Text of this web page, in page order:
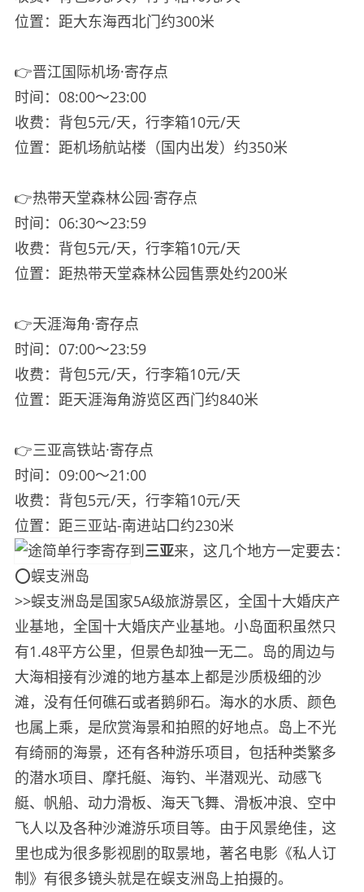
位置：距大东海西北门约300米
👉晋江国际机场·寄存点
时间：08:00～23:00
收费：背包5元/天，行李箱10元/天
位置：距机场航站楼（国内出发）约350米
👉热带天堂森林公园·寄存点
时间：06:30～23:59
收费：背包5元/天，行李箱10元/天
位置：距热带天堂森林公园售票处约200米
👉天涯海角·寄存点
时间：07:00～23:59
收费：背包5元/天，行李箱10元/天
位置：距天涯海角游览区西门约840米
👉三亚高铁站·寄存点
时间：09:00～21:00
收费：背包5元/天，行李箱10元/天
位置：距三亚站-南进站口约230米
到三亚来，这几个地方一定要去：
⭕️蜈支洲岛
>>蜈支洲岛是国家5A级旅游景区，全国十大婚庆产
业基地，全国十大婚庆产业基地。小岛面积虽然只
有1.48平方公里，但景色却独一无二。岛的周边与
大海相接有沙滩的地方基本上都是沙质极细的沙
滩，没有任何礁石或者鹅卵石。海水的水质、颜色
也属上乘，是欣赏海景和拍照的好地点。岛上不光
有绮丽的海景，还有各种游乐项目，包括种类繁多
的潜水项目、摩托艇、海钓、半潜观光、动感飞
艇、帆船、动力滑板、海天飞舞、滑板冲浪、空中
飞人以及各种沙滩游乐项目等。由于风景绝佳，这
里也成为很多影视剧的取景地，著名电影《私人订
制》有很多镜头就是在蜈支洲岛上拍摄的。